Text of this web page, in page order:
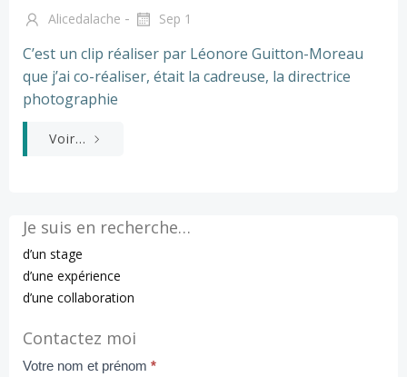
Alicedalache - Sep 1
C’est un clip réaliser par Léonore Guitton-Moreau
que j’ai co-réaliser, était la cadreuse, la directrice
photographie
Voir...
Je suis en recherche…
d’un stage
d’une expérience
d’une collaboration
Contactez moi
Contact
Votre nom et prénom *